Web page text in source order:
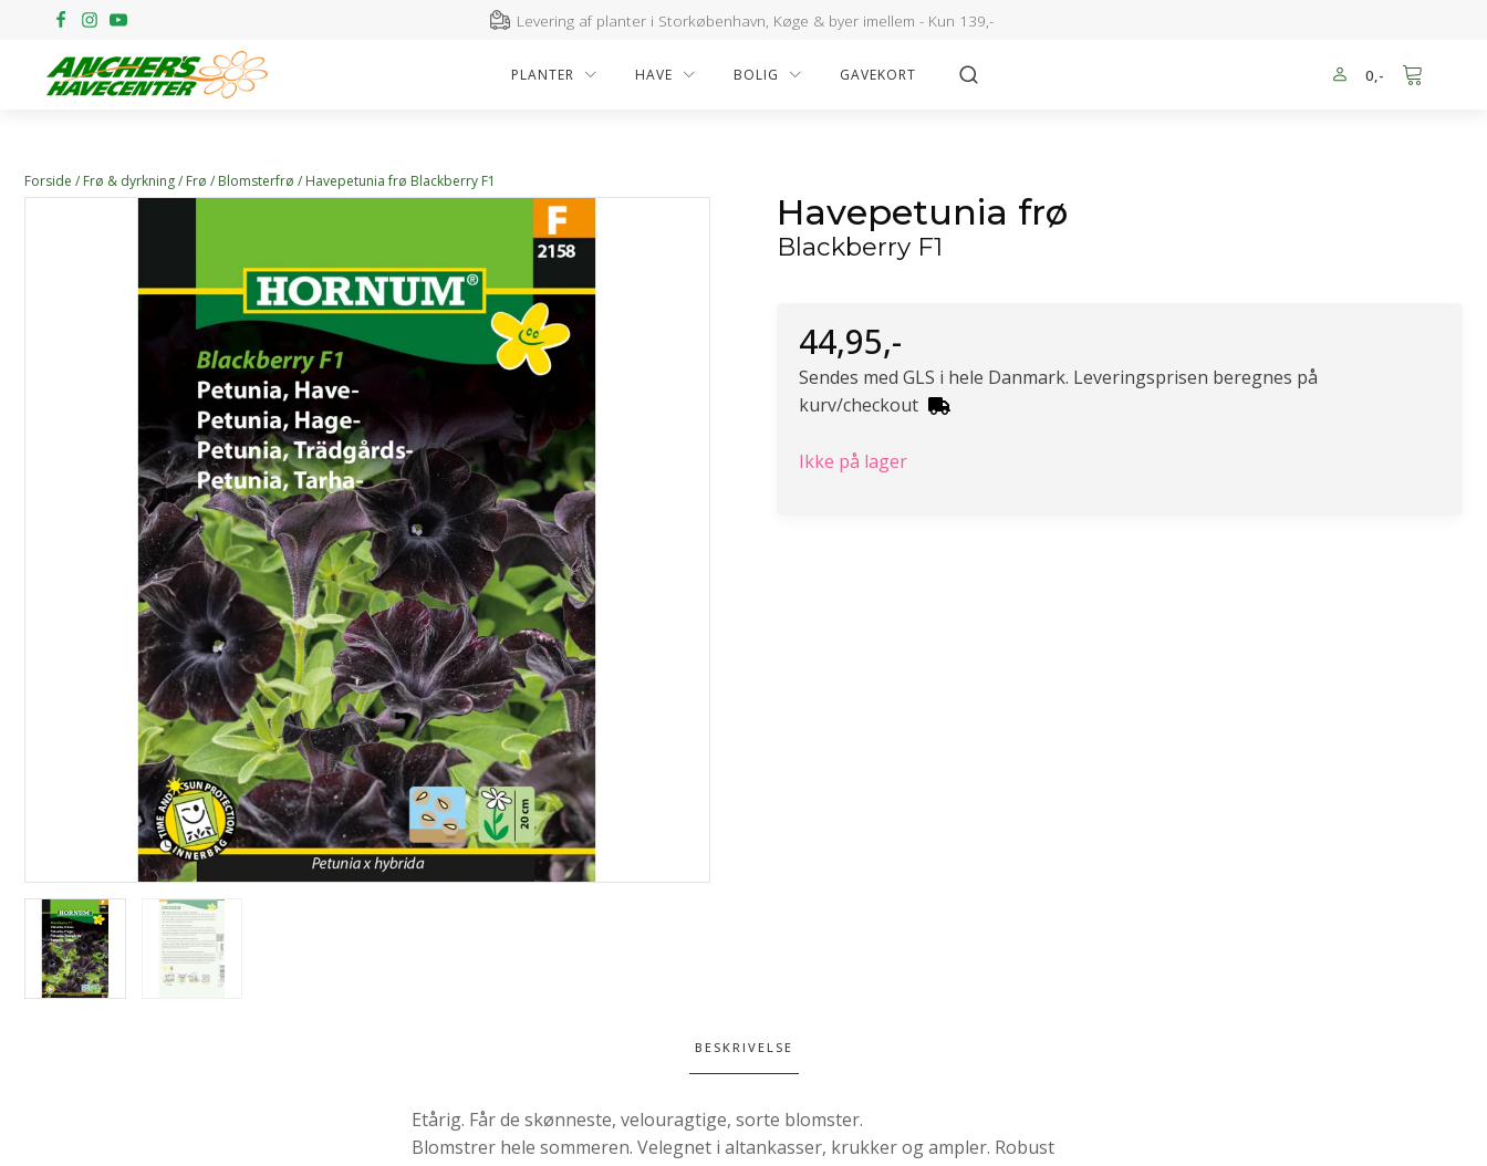
Levering af planter i Storkøbenhavn, Køge & byer imellem - Kun 139,-
PLANTER HAVE BOLIG GAVEKORT 0,-
Forside / Frø & dyrkning/ Frø / Blomsterfrø / Havepetunia frø Blackberry F1
Havepetunia frø
Blackberry F1
44,95,-
Sendes med GLS i hele Danmark. Leveringsprisen beregnes på
kurv/checkout
Ikke på lager
BESKRIVELSE
Etårig. Får de skønneste, velouragtige, sorte blomster.
Blomstrer hele sommeren. Velegnet i altankasser, krukker og ampler. Robust